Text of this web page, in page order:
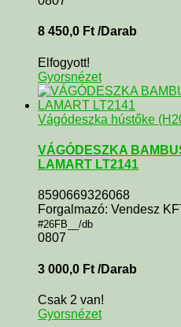
8 450,0 Ft /Darab
Elfogyott!
Gyorsnézet
Vágódeszka hústőke
VÁGÓDESZKA
LAMART LT2141
8590669326068
Forgalmazó: Vendesz
#26FB__/db
0807
3 000,0 Ft /Darab
Csak 2 van!
Gyorsnézet